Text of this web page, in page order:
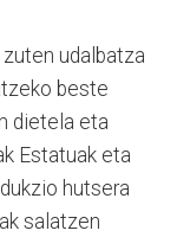
udalbatza
beste
dietela eta
Estatuak eta
hutsera
salatzen